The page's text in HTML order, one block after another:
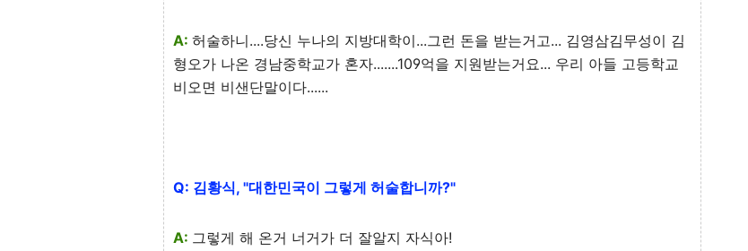
A: 허술하니....당신 누나의 지방대학이...그런 돈을 받는거고... 김영삼김무성이 김
형오가 나온 경남중학교가 혼자.......109억을 지원받는거요... 우리 아들 고등학교
비오면 비샌단말이다......
Q: 김황식, "대한민국이 그렇게 허술합니까?"
A: 그렇게 해 온거 너거가 더 잘알지 자식아!